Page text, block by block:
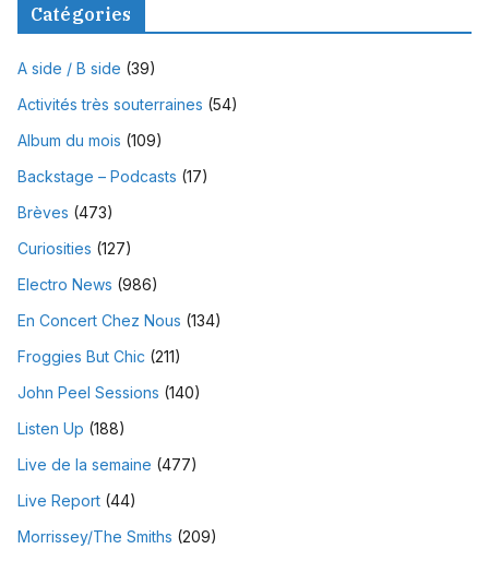
Catégories
A side / B side (39)
Activités très souterraines (54)
Album du mois (109)
Backstage – Podcasts (17)
Brèves (473)
Curiosities (127)
Electro News (986)
En Concert Chez Nous (134)
Froggies But Chic (211)
John Peel Sessions (140)
Listen Up (188)
Live de la semaine (477)
Live Report (44)
Morrissey/The Smiths (209)